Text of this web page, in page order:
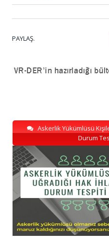
PAYLAŞ.
Askerlik Yükümlüsü
Durum